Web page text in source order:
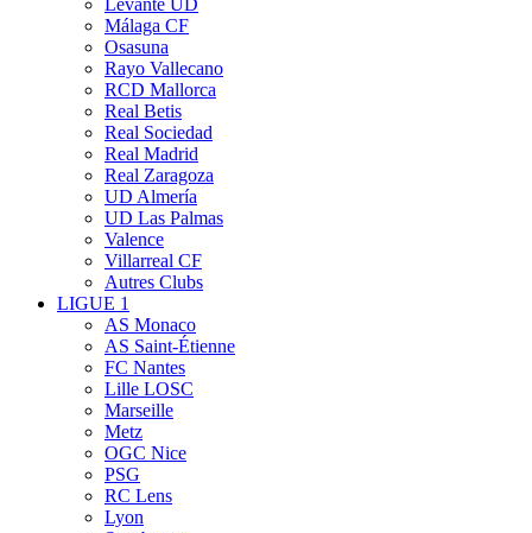
Levante UD
Málaga CF
Osasuna
Rayo Vallecano
RCD Mallorca
Real Betis
Real Sociedad
Real Madrid
Real Zaragoza
UD Almería
UD Las Palmas
Valence
Villarreal CF
Autres Clubs
LIGUE 1
AS Monaco
AS Saint-Étienne
FC Nantes
Lille LOSC
Marseille
Metz
OGC Nice
PSG
RC Lens
Lyon